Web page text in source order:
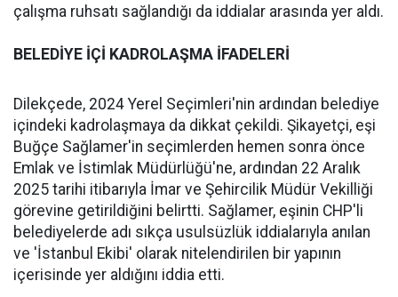
çalışma ruhsatı sağlandığı da iddialar arasında yer aldı.
BELEDİYE İÇİ KADROLAŞMA İFADELERİ
Dilekçede, 2024 Yerel Seçimleri'nin ardından belediye
içindeki kadrolaşmaya da dikkat çekildi. Şikayetçi, eşi
Buğçe Sağlamer'in seçimlerden hemen sonra önce
Emlak ve İstimlak Müdürlüğü'ne, ardından 22 Aralık
2025 tarihi itibarıyla İmar ve Şehircilik Müdür Vekilliği
görevine getirildiğini belirtti. Sağlamer, eşinin CHP'li
belediyelerde adı sıkça usulsüzlük iddialarıyla anılan
ve 'İstanbul Ekibi' olarak nitelendirilen bir yapının
içerisinde yer aldığını iddia etti.